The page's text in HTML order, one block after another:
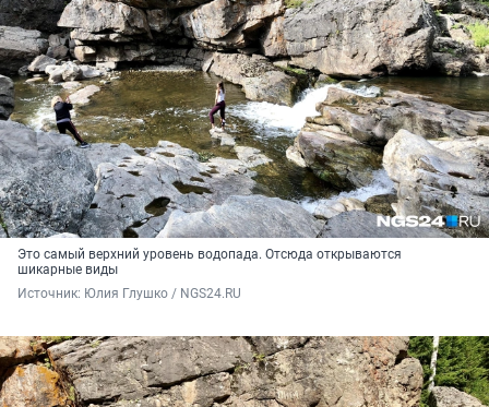
Это самый верхний уровень водопада. Отсюда открываются
шикарные виды
Источник: Юлия Глушко / NGS24.RU